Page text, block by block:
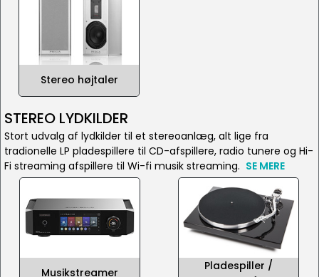
Stereo højtaler
STEREO LYDKILDER
Stort udvalg af lydkilder til et stereoanlæg, alt lige fra
tradionelle LP pladespillere til CD-afspillere, radio tunere og Hi-
Fi streaming afspillere til Wi-fi musik streaming. SE MERE
Musikstreamer
Pladespiller /